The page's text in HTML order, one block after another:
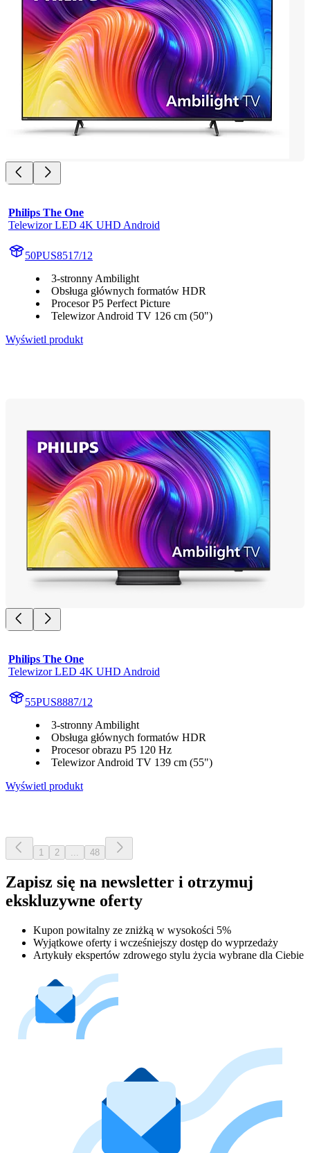
Philips The One
Telewizor LED 4K UHD Android
50PUS8517/12
3-stronny Ambilight
Obsługa głównych formatów HDR
Procesor P5 Perfect Picture
Telewizor Android TV 126 cm (50")
Wyświetl produkt
Philips The One
Telewizor LED 4K UHD Android
55PUS8887/12
3-stronny Ambilight
Obsługa głównych formatów HDR
Procesor obrazu P5 120 Hz
Telewizor Android TV 139 cm (55")
Wyświetl produkt
1 2 48
Zapisz się na newsletter i otrzymuj
ekskluzywne oferty
Kupon powitalny ze zniżką w wysokości 5%
Wyjątkowe oferty i wcześniejszy dostęp do wyprzedaży
Artykuły ekspertów zdrowego stylu życia wybrane dla Ciebie